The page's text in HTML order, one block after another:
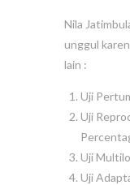
Nila
unggul
lain :
Uji
Uji
Uji
Uji